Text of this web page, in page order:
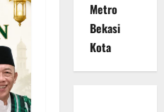
Metro
Bekasi
Kota